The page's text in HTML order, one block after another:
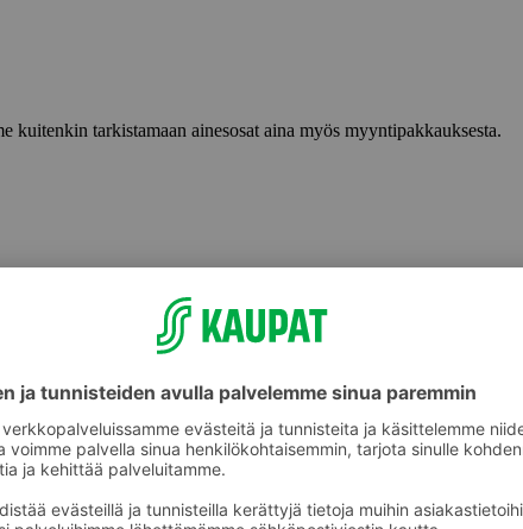
kuitenkin tarkistamaan ainesosat aina myös myyntipakkauksesta.